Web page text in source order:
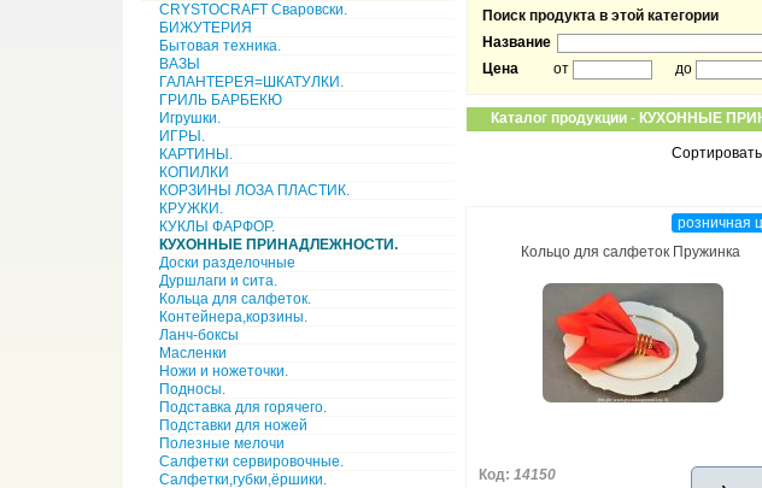
CRYSTOCRAFT Сваровски.
БИЖУТЕРИЯ
Бытовая техника.
ВАЗЫ
ГАЛАНТЕРЕЯ=ШКАТУЛКИ.
ГРИЛЬ БАРБЕКЮ
Игрушки.
ИГРЫ.
КАРТИНЫ.
КОПИЛКИ
КОРЗИНЫ ЛОЗА ПЛАСТИК.
КРУЖКИ.
КУКЛЫ ФАРФОР.
КУХОННЫЕ ПРИНАДЛЕЖНОСТИ.
Доски разделочные
Дуршлаги и сита.
Кольца для салфеток.
Контейнера,корзины.
Ланч-боксы
Масленки
Ножи и ножеточки.
Подносы.
Подставка для горячего.
Подставки для ножей
Полезные мелочи
Салфетки сервировочные.
Салфетки,губки,ёршики.
Поиск продукта в этой категории
Название
Цена
от до
Каталог продукции - КУХОННЫЕ
розничная
Кольцо для салфеток Пружинка
Код: 14150